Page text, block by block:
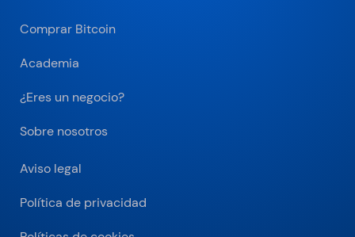
Comprar Bitcoin
Academia
¿Eres un negocio?
Sobre nosotros
Aviso legal
Política de privacidad